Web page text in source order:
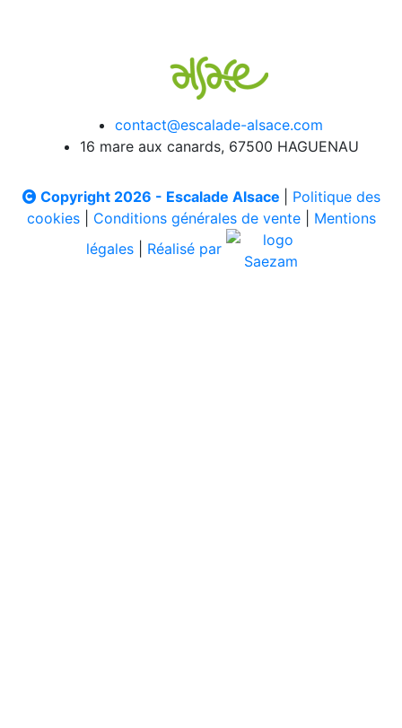
contact@escalade-alsace.com
16 mare aux canards, 67500 HAGUENAU
Copyright 2026 - Escalade Alsace
Politique des
cookies| Conditions générales de vente| Mentions
légales
Réalisé par